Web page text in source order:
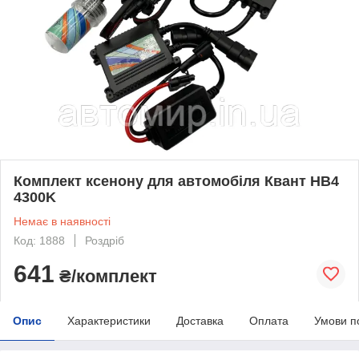
Комплект ксенону для автомобіля Квант HB4
4300K
Немає в наявності
Код: 1888
Роздріб
641 ₴/комплект
Опис Характеристики Доставка Оплата Умови